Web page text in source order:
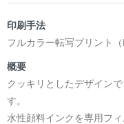
印刷手法
フルカラー転写プリント（
概要
クッキリとしたデザイン
す。
水性顔料インクを専用フ